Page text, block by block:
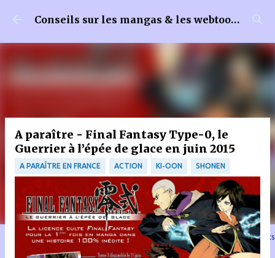
Accéder au contenu principal Conseils sur les mangas & les webtoons
🐈‍⬛ En tant que Partenaire Amazon, je réalise un bénéfice sur les achats
remplissant les conditions requises quand vous achetez sur Amazon.fr
A paraître - Final Fantasy Type-0, le
Guerrier à l’épée de glace en juin 2015
A PARAÎTRE EN FRANCE ACTION KI-OON SHONEN